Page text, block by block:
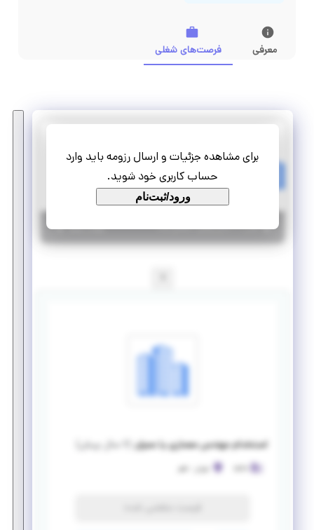
معرفی فرصت‌های شغلی
برای مشاهده جزئیات و ارسال رزومه باید وارد
حساب کاربری خود شوید.
ورود/ثبت‌نام
استخدام مهندس معماری یا عمران
تمام وقت استخدام
تهران |۶ سال پیش | منقضی شده جزئیات بیشتر
استخدام مهندس معماری یا عمران